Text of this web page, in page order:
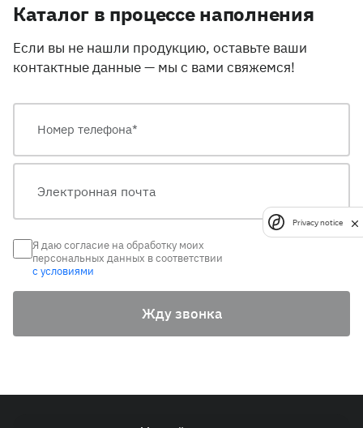
Каталог в процессе наполнения
Если вы не нашли продукцию, оставьте ваши
контактные данные — мы с вами свяжемся!
Я даю согласие на обработку моих
персональных данных в соответствии
с условиями
Жду звонка
Privacy notice